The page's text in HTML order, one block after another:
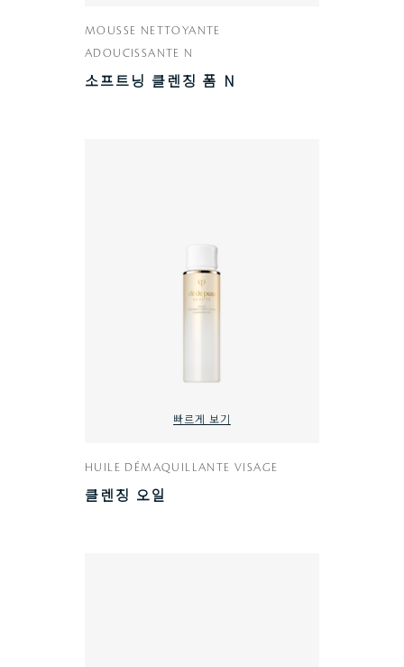
MOUSSE NETTOYANTE
ADOUCISSANTE N
소프트닝 클렌징 폼 N
빠르게 보기
HUILE DÉMAQUILLANTE VISAGE
클렌징 오일